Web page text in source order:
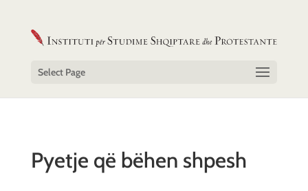
Select Page
Pyetje që bëhen shpesh